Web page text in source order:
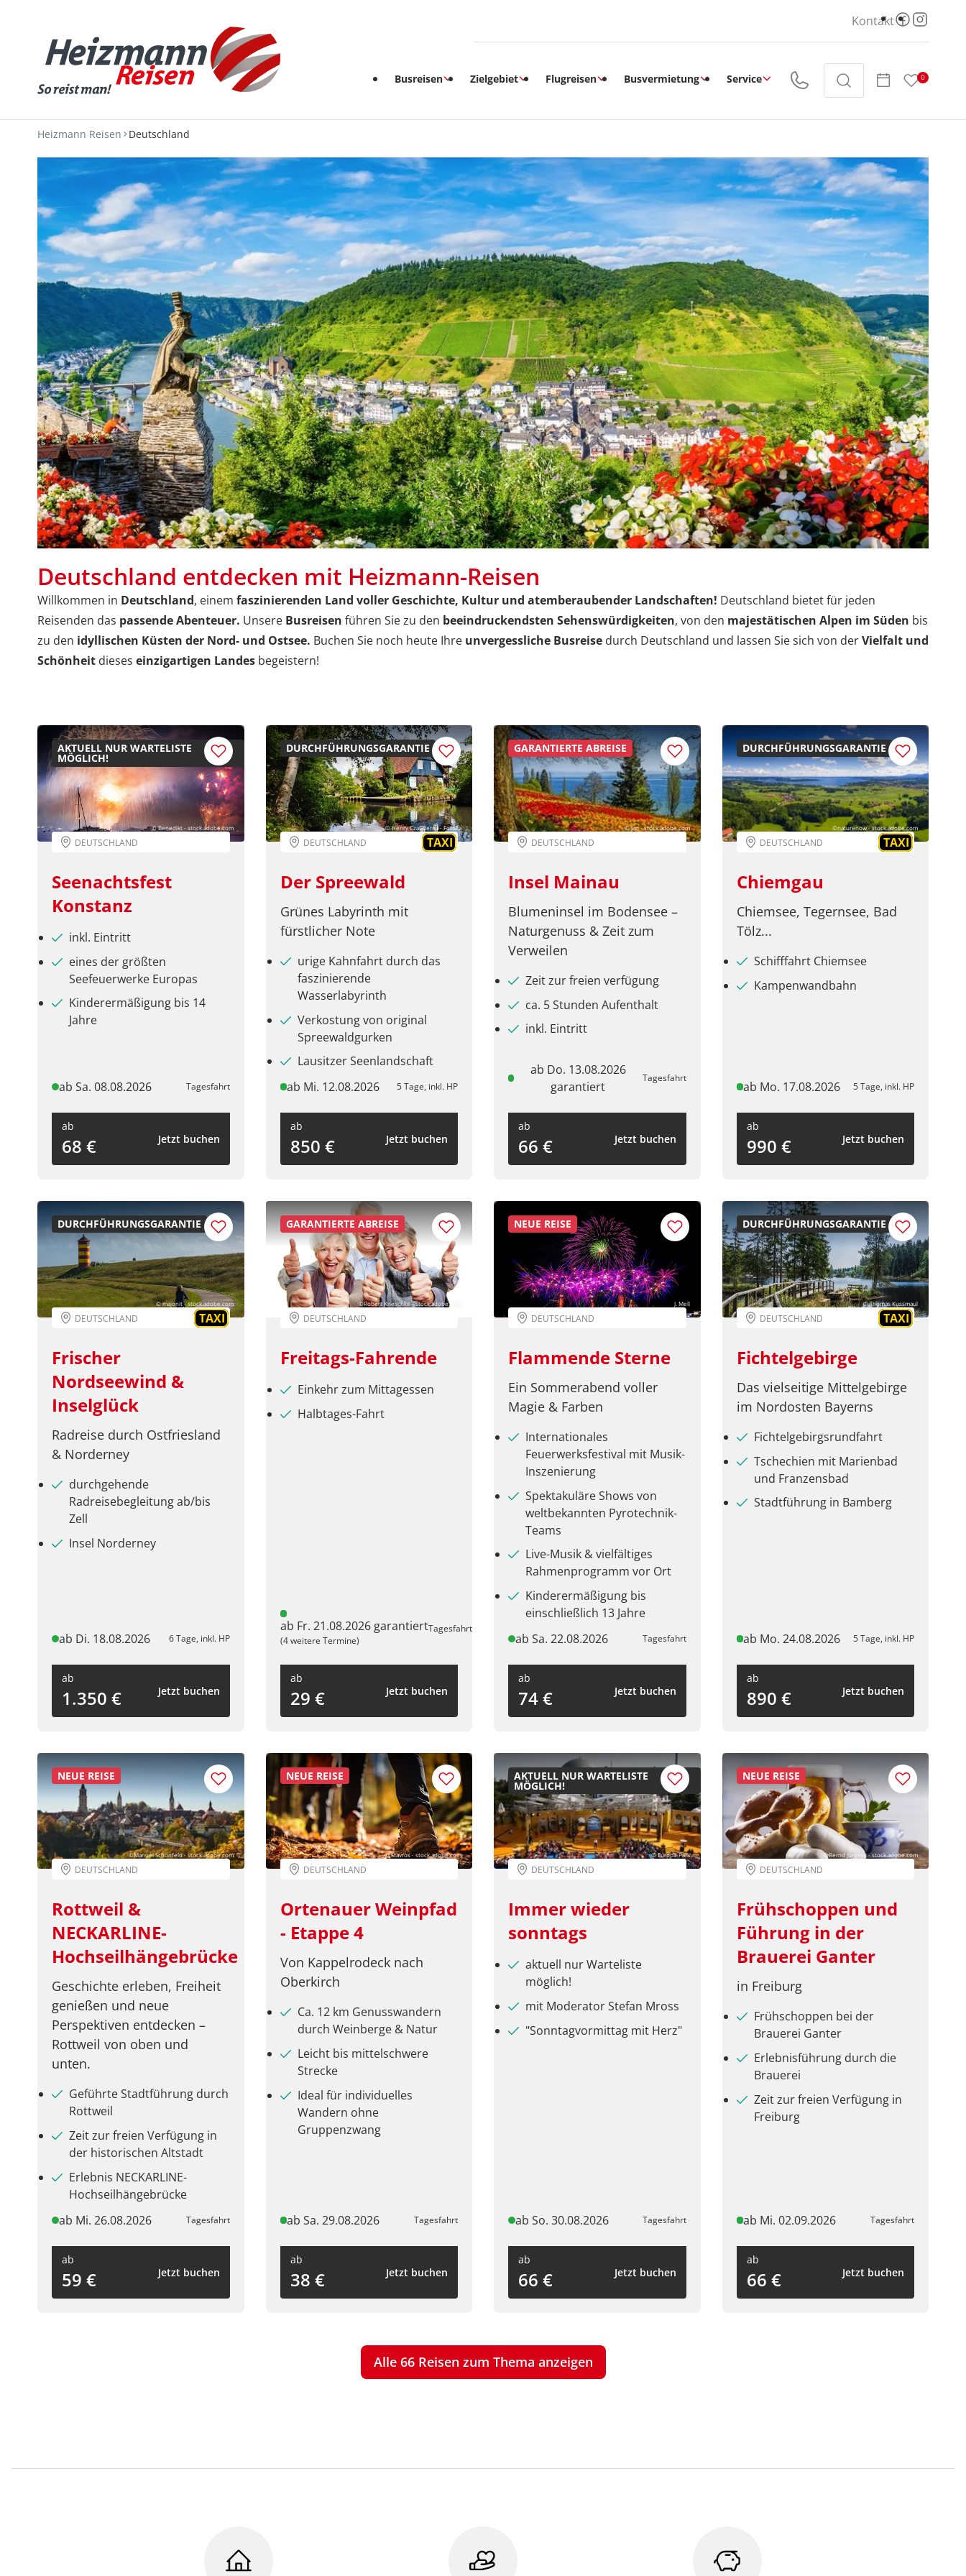
Kontakt
Busreisen Zielgebiet Flugreisen Busvermietung Service 0
Keine Reisen auf der Merkliste
Heizmann Reisen Deutschland
Deutschland entdecken mit Heizmann-Reisen
Willkommen in Deutschland, einem faszinierenden Land voller Geschichte, Kultur und atemberaubender Landschaften! Deutschland bietet für jeden
Reisenden das passende Abenteuer. Unsere Busreisen führen Sie zu den beeindruckendsten Sehenswürdigkeiten, von den majestätischen Alpen im Süden bis
zu den idyllischen Küsten der Nord- und Ostsee. Buchen Sie noch heute Ihre unvergessliche Busreise durch Deutschland und lassen Sie sich von derVielfalt und
Schönheit dieses einzigartigen Landes begeistern!
AKTUELL NUR WARTELISTE
MÖGLICH!
© Benedikt - stock.adobe.com
DEUTSCHLAND
Seenachtsfest
Konstanz
inkl. Eintritt
eines der größten
Seefeuerwerke Europas
Kinderermäßigung bis 14
Jahre
ab Sa. 08.08.2026 Tagesfahrt
ab
68 € Jetzt buchen
DURCHFÜHRUNGSGARANTIE
© Henry Czauderna - Fotolia
DEUTSCHLAND TAXI
Der Spreewald
Grünes Labyrinth mit
fürstlicher Note
urige Kahnfahrt durch das
faszinierende
Wasserlabyrinth
Verkostung von original
Spreewaldgurken
Lausitzer Seenlandschaft
ab Mi. 12.08.2026
5 Tage, inkl. HP
ab
850 € Jetzt buchen
GARANTIERTE ABREISE
© Jan - stock.adobe.com
DEUTSCHLAND
Insel Mainau
Blumeninsel im Bodensee –
Naturgenuss & Zeit zum
Verweilen
Zeit zur freien verfügung
ca. 5 Stunden Aufenthalt
inkl. Eintritt
ab Do. 13.08.2026
garantiert
Tagesfahrt
ab
66 € Jetzt buchen
DURCHFÜHRUNGSGARANTIE
©naturenow - stock.adobe.com
DEUTSCHLAND TAXI
Chiemgau
Chiemsee, Tegernsee, Bad
Tölz...
Schifffahrt Chiemsee
Kampenwandbahn
ab Mo. 17.08.2026 5 Tage, inkl. HP
ab
990 € Jetzt buchen
DURCHFÜHRUNGSGARANTIE
© majonit - stock.adobe.com
DEUTSCHLAND TAXI
Frischer
Nordseewind &
Inselglück
Radreise durch Ostfriesland
& Norderney
durchgehende
Radreisebegleitung ab/bis
Zell
Insel Norderney
ab Di. 18.08.2026 6 Tage, inkl. HP
ab
1.350 € Jetzt buchen
GARANTIERTE ABREISE
©Robert Kneschke - stock.adobe.com
DEUTSCHLAND
Freitags-Fahrende
Einkehr zum Mittagessen
Halbtages-Fahrt
ab Fr. 21.08.2026 garantiert
(4 weitere Termine)
Tagesfahrt
ab
29 € Jetzt buchen
NEUE REISE
J. Mell
DEUTSCHLAND
Flammende Sterne
Ein Sommerabend voller
Magie & Farben
Internationales
Feuerwerksfestival mit Musik-
Inszenierung
Spektakuläre Shows von
weltbekannten Pyrotechnik-
Teams
Live-Musik & vielfältiges
Rahmenprogramm vor Ort
Kinderermäßigung bis
einschließlich 13 Jahre
ab Sa. 22.08.2026
Tagesfahrt
ab
74 € Jetzt buchen
DURCHFÜHRUNGSGARANTIE
© Thomas Kussmaul
DEUTSCHLAND TAXI
Fichtelgebirge
Das vielseitige Mittelgebirge
im Nordosten Bayerns
Fichtelgebirgsrundfahrt
Tschechien mit Marienbad
und Franzensbad
Stadtführung in Bamberg
ab Mo. 24.08.2026 5 Tage, inkl. HP
ab
890 € Jetzt buchen
NEUE REISE
©Manuel Schönfeld - stock.adobe.com
DEUTSCHLAND
Rottweil &
NECKARLINE-
Hochseilhängebrücke
Geschichte erleben, Freiheit
genießen und neue
Perspektiven entdecken –
Rottweil von oben und
unten.
Geführte Stadtführung durch
Rottweil
Zeit zur freien Verfügung in
der historischen Altstadt
Erlebnis NECKARLINE-
Hochseilhängebrücke
ab Mi. 26.08.2026
Tagesfahrt
ab
59 € Jetzt buchen
NEUE REISE
© Stavros - stock.adobe.com
DEUTSCHLAND
Ortenauer Weinpfad
- Etappe 4
Von Kappelrodeck nach
Oberkirch
Ca. 12 km Genusswandern
durch Weinberge & Natur
Leicht bis mittelschwere
Strecke
Ideal für individuelles
Wandern ohne
Gruppenzwang
ab Sa. 29.08.2026 Tagesfahrt
ab
38 € Jetzt buchen
AKTUELL NUR WARTELISTE
MÖGLICH!
© Europa-Park
DEUTSCHLAND
Immer wieder
sonntags
aktuell nur Warteliste
möglich!
mit Moderator Stefan Mross
"Sonntagvormittag mit Herz"
ab So. 30.08.2026 Tagesfahrt
ab
66 € Jetzt buchen
NEUE REISE
©Bernd Jürgens - stock.adobe.com
DEUTSCHLAND
Frühschoppen und
Führung in der
Brauerei Ganter
in Freiburg
Frühschoppen bei der
Brauerei Ganter
Erlebnisführung durch die
Brauerei
Zeit zur freien Verfügung in
Freiburg
ab Mi. 02.09.2026 Tagesfahrt
ab
66 € Jetzt buchen
Alle 66 Reisen zum Thema anzeigen